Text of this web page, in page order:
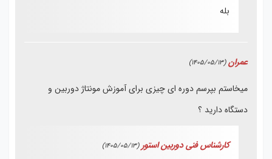
بله
عمران (1405/05/13)
میخاستم بپرسم دوره ای چیزی برای آموزش مونتاژ دوربین و
دستگاه دارید ؟
کارشناس فنی دوربین استور (1405/05/13)